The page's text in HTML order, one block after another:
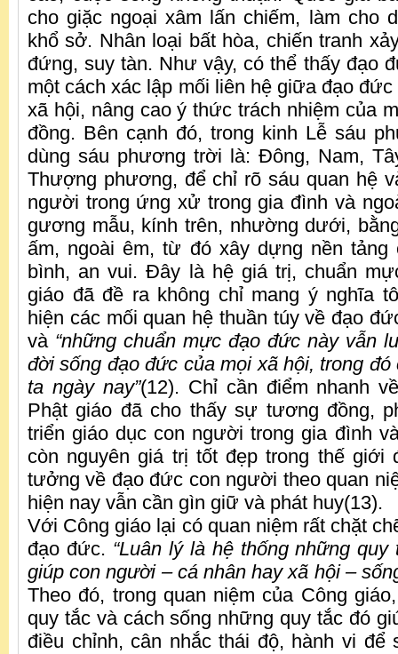
cho giặc ngoại xâm lấn chiếm, làm cho
khổ sở. Nhân loại bất hòa, chiến tranh
đứng, suy tàn. Như vậy, có thể thấy đạo
một cách xác lập mối liên hệ giữa đạo
xã hội, nâng cao ý thức trách nhiệm của
đồng. Bên cạnh đó, trong kinh Lễ sáu
dùng sáu phương trời là: Đông, Nam,
Thượng phương, để chỉ rõ sáu quan hệ
người trong ứng xử trong gia đình và
gương mẫu, kính trên, nhường dưới,
ấm, ngoài êm, từ đó xây dựng nền tảng
bình, an vui. Đây là hệ giá trị, chuẩn
giáo đã đề ra không chỉ mang ý nghĩa
hiện các mối quan hệ thuần túy về đạo
và“những chuẩn mực đạo đức này vẫn
đời sống đạo đức của mọi xã hội, trong
ta ngày nay”(12). Chỉ cần điểm nhanh
Phật giáo đã cho thấy sự tương đồng,
triển giáo dục con người trong gia đình
còn nguyên giá trị tốt đẹp trong thế giới
tưởng về đạo đức con người theo quan
hiện nay vẫn cần gìn giữ và phát huy(13).
Với Công giáo lại có quan niệm rất chặt
đạo đức. “Luân lý là hệ thống những
giúp con người – cá nhân hay xã hội –
Theo đó, trong quan niệm của Công
quy tắc và cách sống những quy tắc đó
điều chỉnh, cân nhắc thái độ, hành vi để